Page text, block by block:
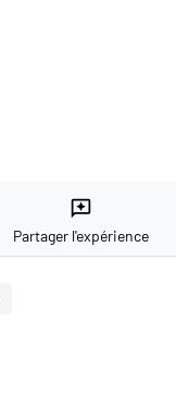
reviews
Partager l'expérience